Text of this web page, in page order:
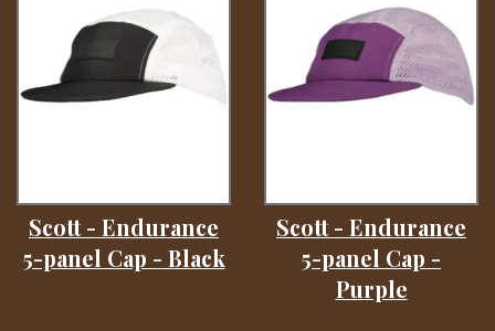
Scott - Endurance
5-panel Cap - Black
Scott - Endurance
5-panel Cap -
Purple